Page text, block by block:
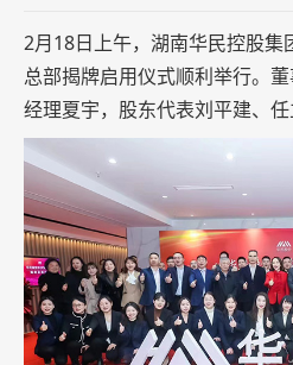
2月18日上午，湖南华民控股集
总部揭牌启用仪式顺利举行。
经理夏宇，股东代表刘平建、任